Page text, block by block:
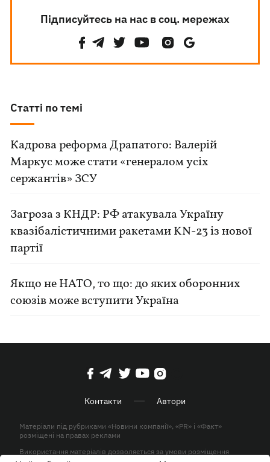
Підписуйтесь на нас в соц. мережах
Статті по темі
Кадрова реформа Драпатого: Валерій
Маркус може стати «генералом усіх
сержантів» ЗСУ
Загроза з КНДР: РФ атакувала Україну
квазібалістичними ракетами KN-23 із нової
партії
Якщо не НАТО, то що: до яких оборонних
союзів може вступити Україна
Контакти Автори
Матеріали під рубриками «Новини компанії», «PR» і «Факт»
розміщені на правах реклами
Використання матеріалів дозволяється за умови розміщення